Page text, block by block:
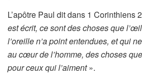
L’apôtre Paul dit dans 1 Corinthiens
est écrit, ce sont des choses que
l’oreille n’a point entendues, et qui
au cœur de l’homme, des choses
pour ceux qui l’aiment».